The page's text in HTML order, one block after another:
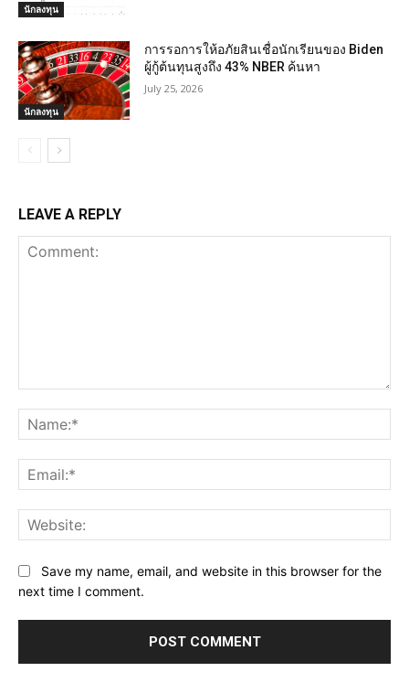
นักลงทุน
นักลงทุน
การรอการให้อภัยสินเชื่อนักเรียนของ Biden
ผู้กู้ต้นทุนสูงถึง 43% NBER ค้นหา
July 25, 2026
LEAVE A REPLY
Save my name, email, and website in this browser for the
next time I comment.